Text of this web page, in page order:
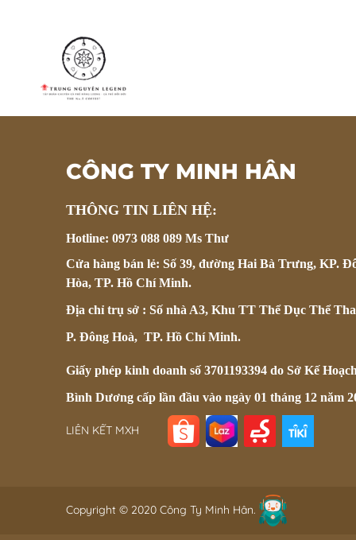
CÔNG TY MINH HÂN
THÔNG TIN LIÊN HỆ:
Hotline: 0973 088 089 Ms Thư
Cửa hàng bán lẻ: Số 39, đường Hai Bà Trưng, KP.
Hòa, TP. Hồ Chí Minh.
Địa chỉ trụ sở : Số nhà A3, Khu TT Thể Dục Thể
P. Đông Hoà, TP. Hồ Chí Minh.
Giấy phép kinh doanh số 3701193394 do Sở Kế
Bình Dương cấp lần đầu vào ngày 01 tháng 12 năm
LIÊN KẾT MXH
Copyright © 2020 Công Ty Minh Hân.